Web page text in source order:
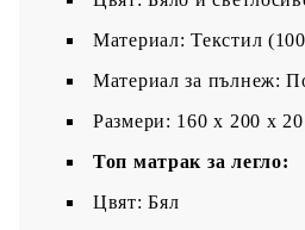
Материал: Текстил
Материал за пълнеж:
Размери: 160 x 200 x
Топ матрак за легло:
Цвят: Бял